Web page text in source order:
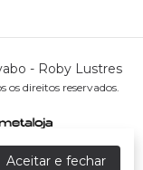
Aceitar e fechar
- Roby Lustres
os direitos reservados.